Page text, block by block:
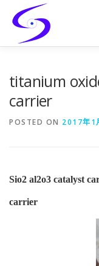
content
titanium
carrier
POSTED ON 2017年1
Sio2 al2o3 catalyst
carrier